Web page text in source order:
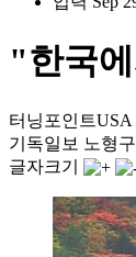
"한국
터닝포인트
기독일보 노형
글자크기